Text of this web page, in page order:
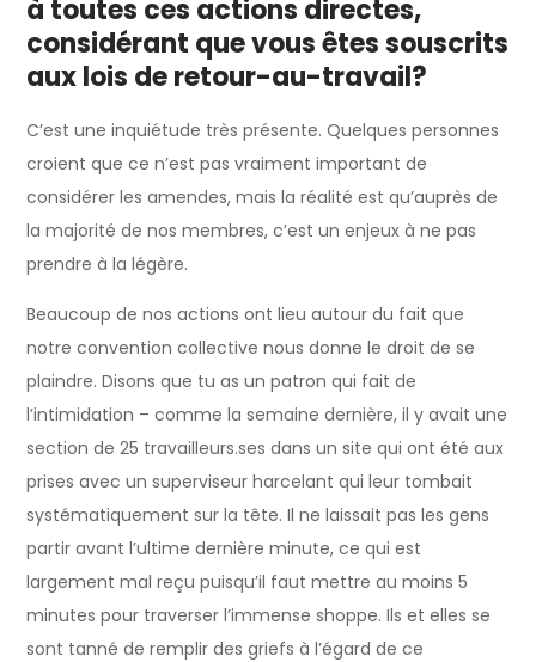
à toutes ces actions directes,
considérant que vous êtes souscrits
aux lois de retour-au-travail?
C’est une inquiétude très présente. Quelques personnes
croient que ce n’est pas vraiment important de
considérer les amendes, mais la réalité est qu’auprès de
la majorité de nos membres, c’est un enjeux à ne pas
prendre à la légère.
Beaucoup de nos actions ont lieu autour du fait que
notre convention collective nous donne le droit de se
plaindre. Disons que tu as un patron qui fait de
l’intimidation – comme la semaine dernière, il y avait une
section de 25 travailleurs.ses dans un site qui ont été aux
prises avec un superviseur harcelant qui leur tombait
systématiquement sur la tête. Il ne laissait pas les gens
partir avant l’ultime dernière minute, ce qui est
largement mal reçu puisqu’il faut mettre au moins 5
minutes pour traverser l’immense shoppe. Ils et elles se
sont tanné de remplir des griefs à l’égard de ce